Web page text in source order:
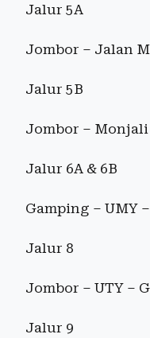
Jalur 5A
Jombor – Jalan
Jalur 5B
Jombor –
Jalur 6A & 6B
Gamping – UMY
Jalur 8
Jombor – UTY –
Jalur 9